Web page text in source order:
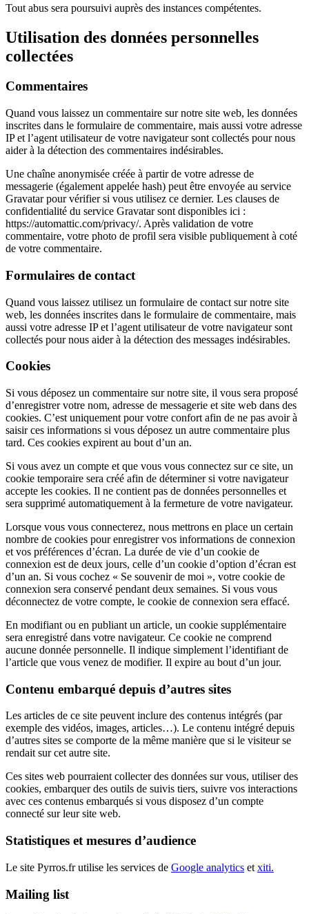
Tout abus sera poursuivi auprès des instances compétentes.
Utilisation des données personnelles
collectées
Commentaires
Quand vous laissez un commentaire sur notre site web, les données
inscrites dans le formulaire de commentaire, mais aussi votre adresse
IP et l’agent utilisateur de votre navigateur sont collectés pour nous
aider à la détection des commentaires indésirables.
Une chaîne anonymisée créée à partir de votre adresse de
messagerie (également appelée hash) peut être envoyée au service
Gravatar pour vérifier si vous utilisez ce dernier. Les clauses de
confidentialité du service Gravatar sont disponibles ici :
https://automattic.com/privacy/. Après validation de votre
commentaire, votre photo de profil sera visible publiquement à coté
de votre commentaire.
Formulaires de contact
Quand vous laissez utilisez un formulaire de contact sur notre site
web, les données inscrites dans le formulaire de commentaire, mais
aussi votre adresse IP et l’agent utilisateur de votre navigateur sont
collectés pour nous aider à la détection des messages indésirables.
Cookies
Si vous déposez un commentaire sur notre site, il vous sera proposé
d’enregistrer votre nom, adresse de messagerie et site web dans des
cookies. C’est uniquement pour votre confort afin de ne pas avoir à
saisir ces informations si vous déposez un autre commentaire plus
tard. Ces cookies expirent au bout d’un an.
Si vous avez un compte et que vous vous connectez sur ce site, un
cookie temporaire sera créé afin de déterminer si votre navigateur
accepte les cookies. Il ne contient pas de données personnelles et
sera supprimé automatiquement à la fermeture de votre navigateur.
Lorsque vous vous connecterez, nous mettrons en place un certain
nombre de cookies pour enregistrer vos informations de connexion
et vos préférences d’écran. La durée de vie d’un cookie de
connexion est de deux jours, celle d’un cookie d’option d’écran est
d’un an. Si vous cochez « Se souvenir de moi », votre cookie de
connexion sera conservé pendant deux semaines. Si vous vous
déconnectez de votre compte, le cookie de connexion sera effacé.
En modifiant ou en publiant un article, un cookie supplémentaire
sera enregistré dans votre navigateur. Ce cookie ne comprend
aucune donnée personnelle. Il indique simplement l’identifiant de
l’article que vous venez de modifier. Il expire au bout d’un jour.
Contenu embarqué depuis d’autres sites
Les articles de ce site peuvent inclure des contenus intégrés (par
exemple des vidéos, images, articles…). Le contenu intégré depuis
d’autres sites se comporte de la même manière que si le visiteur se
rendait sur cet autre site.
Ces sites web pourraient collecter des données sur vous, utiliser des
cookies, embarquer des outils de suivis tiers, suivre vos interactions
avec ces contenus embarqués si vous disposez d’un compte
connecté sur leur site web.
Statistiques et mesures d’audience
Le site Pyrros.fr utilise les services de Google analytics et xiti.
Mailing list